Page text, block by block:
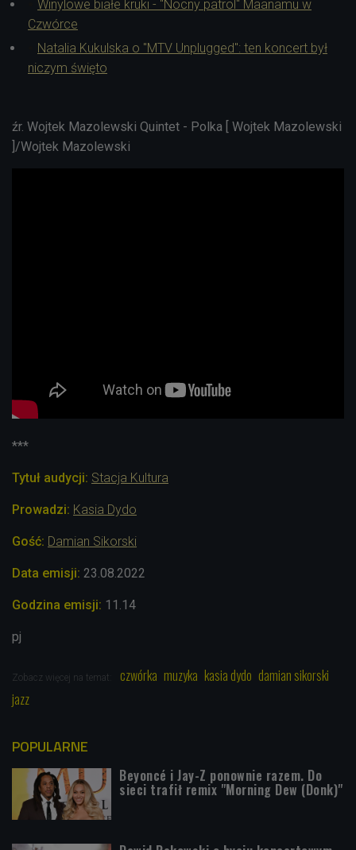
Winylowe białe kruki - "Nocny patrol" Maanamu w
Czwórce
Natalia Kukulska o "MTV Unplugged": ten koncert był
niczym święto
źr. Wojtek Mazolewski Quintet - Polka [ Wojtek Mazolewski
]/Wojtek Mazolewski
***
Tytuł audycji: Stacja Kultura
Prowadzi: Kasia Dydo
Gość: Damian Sikorski
Data emisji: 23.08.2022
Godzina emisji: 11.14
pj
Zobacz więcej na temat: czwórka muzyka kasia dydo damian sikorski
jazz
POPULARNE
Beyoncé i Jay-Z ponownie razem. Do
sieci trafił remix "Morning Dew (Donk)"